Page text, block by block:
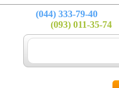
(044) 333-79-40
(093) 011-35-74